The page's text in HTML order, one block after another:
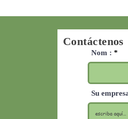
Contáctenos
Nom :
Su